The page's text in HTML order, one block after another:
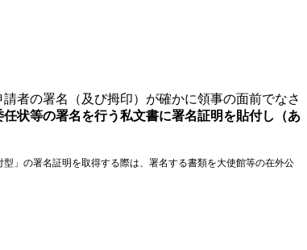
請者の署名（及び拇印）が確かに領事の面前でなさ
状等の署名を行う私文書に署名証明を貼付し（あ
」の署名証明を取得する際は、署名する書類を大使館等の在外公